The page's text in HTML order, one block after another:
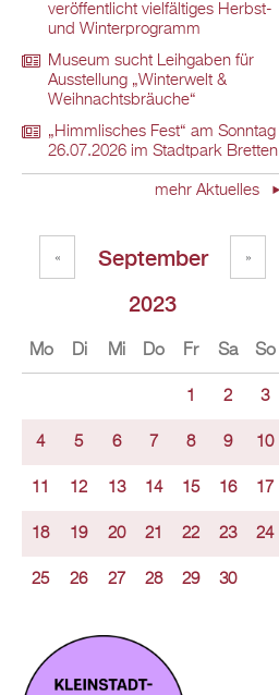
veröffentlicht vielfältiges Herbst-
und Winterprogramm
Museum sucht Leihgaben für
Ausstellung „Winterwelt &
Weihnachtsbräuche“
„Himmlisches Fest“ am Sonntag
26.07.2026 im Stadtpark Bretten
mehr Aktuelles
September
2023
« »
Mo Di Mi Do Fr Sa So
1 2 3
4 5 6 7 8 9 10
11 12 13 14 15 16 17
18 19 20 21 22 23 24
25 26 27 28 29 30